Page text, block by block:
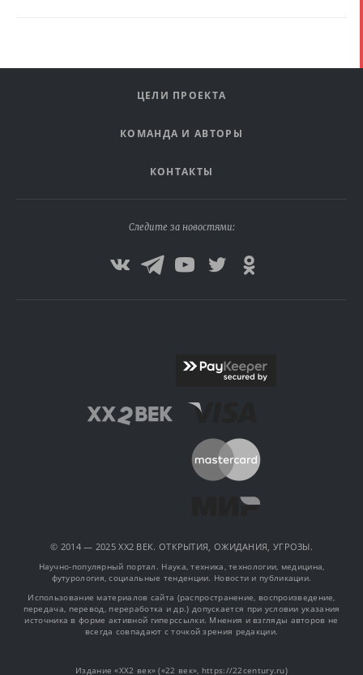
ЦЕЛИ ПРОЕКТА
КОМАНДА И АВТОРЫ
КОНТАКТЫ
Следите за новостями:
© 2014 — 2025 XX2 ВЕК. ОТКРЫТИЯ, ОЖИДАНИЯ, УГРОЗЫ.
Научно-популярный портал. Наука, техника, технологии, медицина,
футурология, социальные тенденции. Новости и публикации.
Использование материалов сайта (распространение, воспроизведение,
передача, перевод, переработка и др.) допускается при условии указания
источника в форме активной гиперссылки. Мнения и взгляды авторов не
всегда совпадают с точкой зрения редакции.
Издание «XX2 век» («22 век», https://22century.ru)